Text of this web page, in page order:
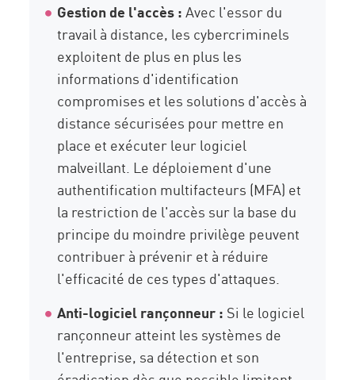
Gestion de l'accès :Avec l'essor du
travail à distance, les cybercriminels
exploitent de plus en plus les
informations d'identification
compromises et les solutions d'accès à
distance sécurisées pour mettre en
place et exécuter leur logiciel
malveillant. Le déploiement d'une
authentification multifacteurs (MFA) et
la restriction de l'accès sur la base du
principe du moindre privilège peuvent
contribuer à prévenir et à réduire
l'efficacité de ces types d'attaques.
Anti-logiciel rançonneur : Si le logiciel
rançonneur atteint les systèmes de
l'entreprise, sa détection et son